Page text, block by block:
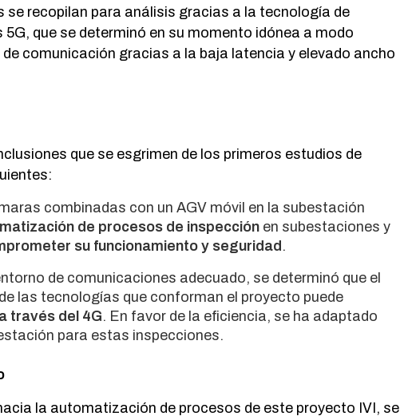
se recopilan para análisis gracias a la tecnología de
que se determinó en su momento idónea a modo
comunicación gracias a la baja latencia y elevado ancho
que se esgrimen de los primeros estudios de
combinadas con un AGV móvil en la subestación
de procesos de inspección en subestaciones y
su funcionamiento y seguridad .
de comunicaciones adecuado, se determinó que el
las tecnologías que conforman el proyecto puede
través del 4G. En favor de la eficiencia, se ha adaptado
para estas inspecciones.
la automatización de procesos de este proyecto IVI, se